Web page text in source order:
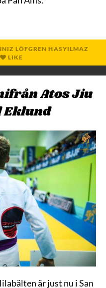
LÖFGREN HASYILMAZ
LIKE
Atos Jiu
Eklund
är just nu i San